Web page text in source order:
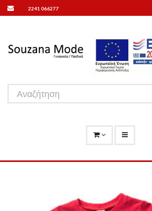
2241 066277